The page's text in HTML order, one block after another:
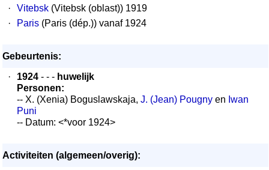
·
Vitebsk (Vitebsk (oblast)) 1919
·
Paris (Paris (dép.)) vanaf 1924
Gebeurtenis:
·
1924 - - - huwelijk
Personen:
-- X. (Xenia) Boguslawskaja, J. (Jean) Pougny en Iwan
Puni
-- Datum: <*voor 1924>
Activiteiten (algemeen/overig):